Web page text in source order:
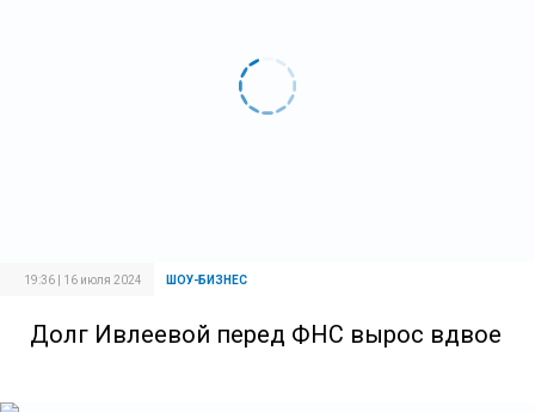
19:36 | 16 июля 2024 ШОУ-БИЗНЕС
Долг Ивлеевой перед ФНС вырос вдвое